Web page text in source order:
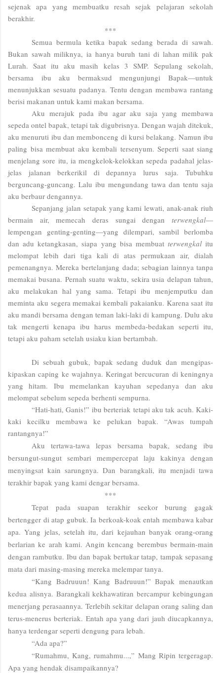
sejenak apa yang membuatku resah sejak pelajaran sekolah
berakhir.
***
Semua bermula ketika bapak sedang berada di sawah.
Bukan sawah miliknya, ia hanya buruh tani di lahan milik pak
Lurah. Saat itu aku masih kelas 3 SMP. Sepulang sekolah,
bersama ibu aku bermaksud mengunjungi Bapak—untuk
menunjukkan sesuatu padanya. Tentu dengan membawa rantang
berisi makanan untuk kami makan bersama.
Aku merajuk pada ibu agar aku saja yang membawa
sepeda ontel bapak, tetapi tak digubrisnya. Dengan wajah ditekuk,
aku menuruti ibu dan membonceng di kursi belakang. Namun ibu
paling bisa membuat aku kembali tersenyum. Seperti saat siang
menjelang sore itu, ia mengkelok-kelokkan sepeda padahal jelas-
jelas jalanan berkerikil di depannya lurus saja. Tubuhku
berguncang-guncang. Lalu ibu mengundang tawa dan tentu saja
aku berbaur dengannya.
Sepanjang jalan setapak yang kami lewati, anak-anak riuh
bermain air, memecah deras sungai dengan terwengkal—
lempengan genting-genting—yang dilempari, sambil berlomba
dan adu ketangkasan, siapa yang bisa membuat terwengkalitu
melompat lebih dari tiga kali di atas permukaan air, dialah
pemenangnya. Mereka bertelanjang dada; sebagian lainnya tanpa
memakai busana. Pernah suatu waktu, sekira usia delapan tahun,
aku melakukan hal yang sama. Tetapi ibu menjemputku dan
meminta aku segera memakai kembali pakaianku. Karena saat itu
aku mandi bersama dengan teman laki-laki di kampung. Dulu aku
tak mengerti kenapa ibu harus membeda-bedakan seperti itu,
tetapi aku paham setelah usiaku kian bertambah.
Di sebuah gubuk, bapak sedang duduk dan mengipas-
kipaskan caping ke wajahnya. Keringat bercucuran di keningnya
yang hitam. Ibu memelankan kayuhan sepedanya dan aku
melompat sebelum sepeda berhenti sempurna.
“Hati-hati, Ganis!” ibu berteriak tetapi aku tak acuh. Kaki-
kaki kecilku membawa ke pelukan bapak. “Awas tumpah
rantangnya!”
Aku tertawa-tawa lepas bersama bapak, sedang ibu
bersungut-sungut sembari mempercepat laju kakinya dengan
menyingsat kain sarungnya. Dan barangkali, itu menjadi tawa
terakhir bapak yang kami dengar bersama.
***
Tepat pada suapan terakhir seekor burung gagak
bertengger di atap gubuk. Ia berkoak-koak entah membawa kabar
apa. Yang jelas, setelah itu, dari kejauhan banyak orang-orang
berlarian ke arah kami. Angin kencang berembus bermain-main
dengan rambutku. Ibu dan bapak bertukar tatap, tampak sepasang
mata dari masing-masing mereka melempar tanya.
“Kang Badruuun! Kang Badruuun!” Bapak menautkan
kedua alisnya. Barangkali kekhawatiran bercampur kebingungan
menerjang perasaannya. Terlebih sekitar delapan orang saling dan
terus-menerus berteriak. Entah apa yang dari jauh diucapkannya,
hanya terdengar seperti dengung para lebah.
“Ada apa?”
“Rumahmu, Kang, rumahmu...,” Mang Ripin tergeragap.
Apa yang hendak disampaikannya?